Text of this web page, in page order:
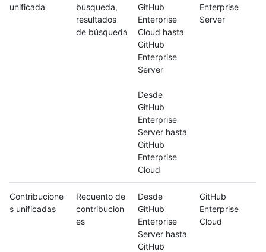
unificada
búsqueda,
resultados
de búsqueda
GitHub
Enterprise
Cloud hasta
GitHub
Enterprise
Server
Desde
GitHub
Enterprise
Server hasta
GitHub
Enterprise
Cloud
Enterprise
Server
Contribucione
s unificadas
Recuento de
contribucion
es
Desde
GitHub
Enterprise
Server hasta
GitHub
GitHub
Enterprise
Cloud